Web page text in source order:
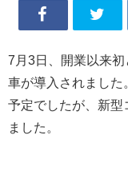
7月3日、開業以来
車が導入されました
予定でしたが、新型
ました。